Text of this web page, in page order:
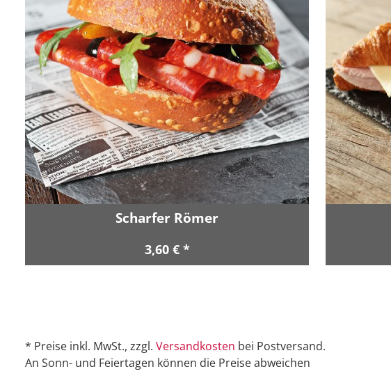
Scharfer Römer
3,60 € *
* Preise inkl. MwSt., zzgl. Versandkosten bei Postversand.
An Sonn- und Feiertagen können die Preise abweichen